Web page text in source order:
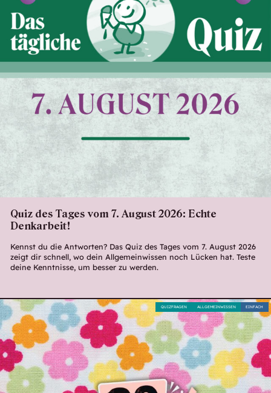
Quiz des Tages vom 7. August 2026: Echte
Denkarbeit!
Kennst du die Antworten? Das Quiz des Tages vom 7. August 2026
zeigt dir schnell, wo dein Allgemeinwissen noch Lücken hat. Teste
deine Kenntnisse, um besser zu werden.
EINFACH
ALLGEMEINWISSEN
QUIZFRAGEN